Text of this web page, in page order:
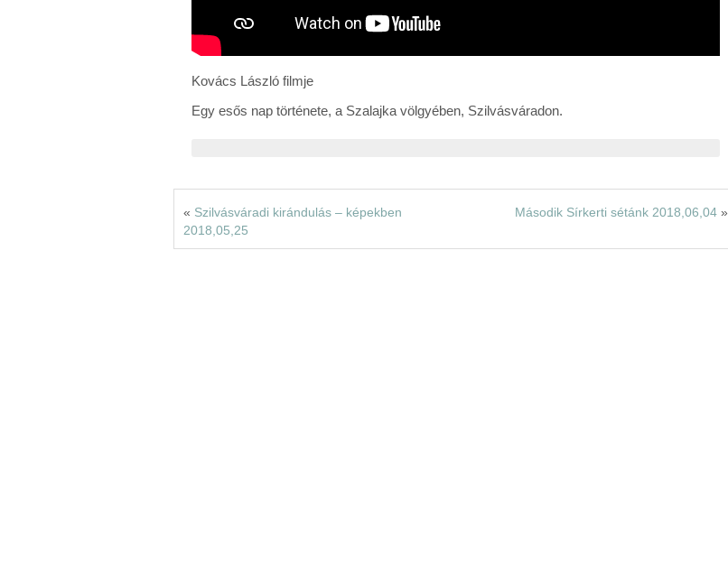
Kovács László filmje
Egy esős nap története, a Szalajka völgyében, Szilvásváradon.
« Szilvásváradi kirándulás – képekben
2018,05,25
Második Sírkerti sétánk 2018,06,04»